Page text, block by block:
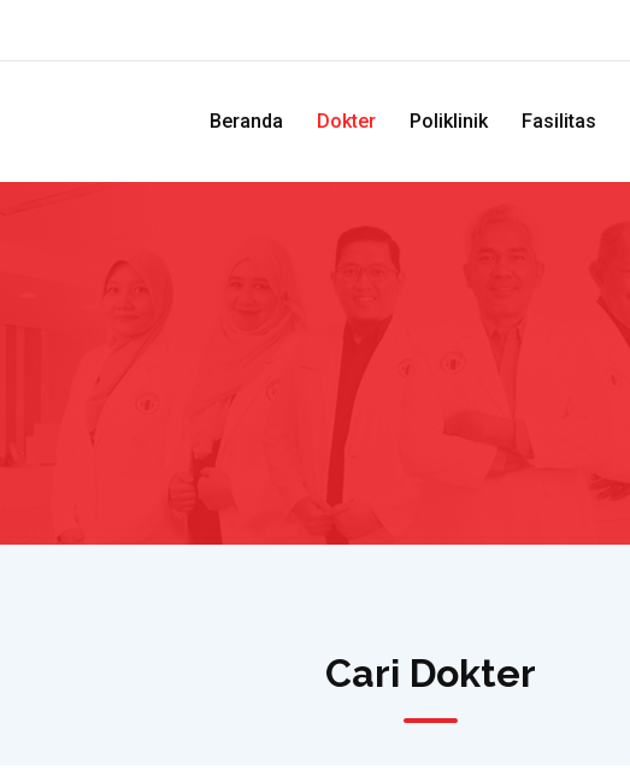
Beranda Dokter Poliklinik Fasilitas
Cari Dokter